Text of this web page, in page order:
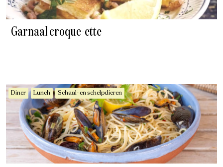
Garnaal croque-ette
Diner Lunch Schaal- en schelpdieren